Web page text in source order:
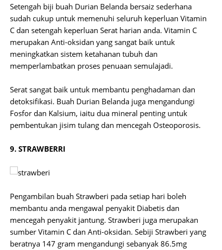
Setengah biji buah Durian Belanda bersaiz sederhana
sudah cukup untuk memenuhi seluruh keperluan Vitamin
C dan setengah keperluan Serat harian anda. Vitamin C
merupakan Anti-oksidan yang sangat baik untuk
meningkatkan sistem ketahanan tubuh dan
memperlambatkan proses penuaan semulajadi.
Serat sangat baik untuk membantu penghadaman dan
detoksifikasi. Buah Durian Belanda juga mengandungi
Fosfor dan Kalsium, iaitu dua mineral penting untuk
pembentukan jisim tulang dan mencegah Osteoporosis.
9. STRAWBERRI
Pengambilan buah Strawberi pada setiap hari boleh
membantu anda mengawal penyakit Diabetis dan
mencegah penyakit jantung. Strawberi juga merupakan
sumber Vitamin C dan Anti-oksidan. Sebiji Strawberi yang
beratnya 147 gram mengandungi sebanyak 86.5mg